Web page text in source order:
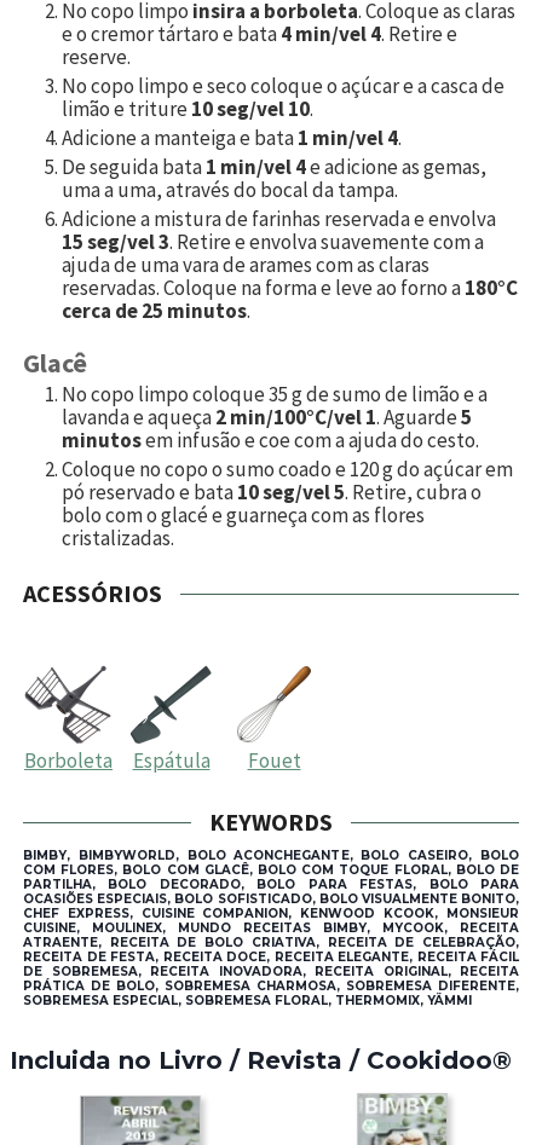
No copo limpo insira a borboleta. Coloque as claras
e o cremor tártaro e bata4 min/vel 4. Retire e
reserve.
No copo limpo e seco coloque o açúcar e a casca de
limão e triture10 seg/vel 10.
Adicione a manteiga e bata1 min/vel 4.
De seguida bata1 min/vel 4e adicione as gemas,
uma a uma, através do bocal da tampa.
Adicione a mistura de farinhas reservada e envolva
15 seg/vel 3. Retire e envolva suavemente com a
ajuda de uma vara de arames com as claras
reservadas. Coloque na forma e leve ao forno a180°C
cerca de 25 minutos.
Glacê
No copo limpo coloque35g de sumo de limão e a
lavanda e aqueça2 min/100°C/vel 1. Aguarde5
minutosem infusão e coe com a ajuda do cesto.
Coloque no copo o sumo coado e120g do açúcar em
pó reservado e bata10 seg/vel 5. Retire, cubra o
bolo com o glacé e guarneça com as flores
cristalizadas.
ACESSÓRIOS
Borboleta Espátula Fouet
KEYWORDS
BIMBY, BIMBYWORLD, BOLO ACONCHEGANTE, BOLO CASEIRO, BOLO
COM FLORES, BOLO COM GLACÊ, BOLO COM TOQUE FLORAL, BOLO DE
PARTILHA, BOLO DECORADO, BOLO PARA FESTAS, BOLO PARA
OCASIÕES ESPECIAIS, BOLO SOFISTICADO, BOLO VISUALMENTE BONITO,
CHEF EXPRESS, CUISINE COMPANION, KENWOOD KCOOK, MONSIEUR
CUISINE, MOULINEX, MUNDO RECEITAS BIMBY, MYCOOK, RECEITA
ATRAENTE, RECEITA DE BOLO CRIATIVA, RECEITA DE CELEBRAÇÃO,
RECEITA DE FESTA, RECEITA DOCE, RECEITA ELEGANTE, RECEITA FÁCIL
DE SOBREMESA, RECEITA INOVADORA, RECEITA ORIGINAL, RECEITA
PRÁTICA DE BOLO, SOBREMESA CHARMOSA, SOBREMESA DIFERENTE,
SOBREMESA ESPECIAL, SOBREMESA FLORAL, THERMOMIX, YÄMMI
Incluida no Livro / Revista / Cookidoo®